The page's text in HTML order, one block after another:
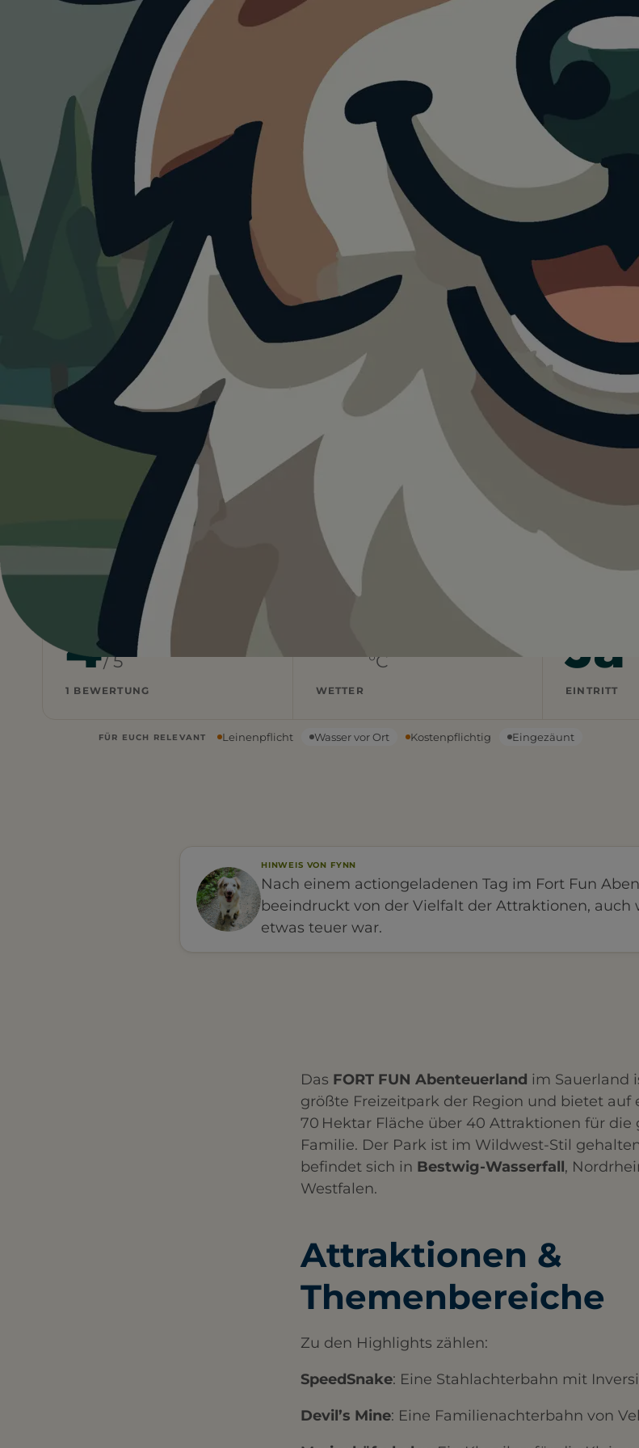
ATTRAKTION
Fort Fun
Abenteuerland
Deutschland Nordrhein-Westfalen Sauerland Fort Fun Abenteuerland
Heute ist··· für Fort Fun Abenteuerland.
Wetterdaten: OpenWeatherMap
4/ 5
1 BEWERTUNG
—°C
WETTER
Ja
EINTRITT
FÜR EUCH RELEVANT Leinenpflicht Wasser vor Ort Kostenpflichtig Eingezäunt
HINWEIS VON FYNN
Nach einem actiongeladenen Tag im Fort Fun
beeindruckt von der Vielfalt der Attraktionen, auch
etwas teuer war.
Das FORT FUN Abenteuerland im Sauerland
größte Freizeitpark der Region und bietet auf
70 Hektar Fläche über 40 Attraktionen für die
Familie. Der Park ist im Wildwest-Stil
befindet sich in Bestwig-Wasserfall,
Westfalen. ​
Attraktionen &
Themenbereiche
Zu den Highlights zählen:​
SpeedSnake: Eine Stahlachterbahn mit
Devil’s Mine: Eine Familienachterbahn von